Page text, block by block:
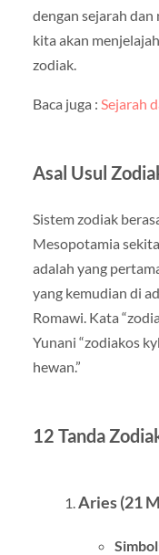
dengan sejarah dan
kita akan
zodiak.
Baca juga : Sejarah
Asal Usul
Sistem zodiak
Mesopotamia
adalah yang
yang kemudian di
Romawi. Kata
Yunani “zodiakos
hewan.”
12 Tanda
Aries (21